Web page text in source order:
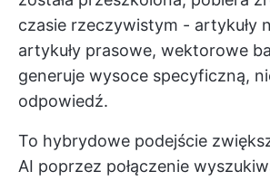
czasie rzeczywistym - artykuły
artykuły prasowe, wektorowe
generuje wysoce specyficzną,
odpowiedź.
To hybrydowe podejście
AI poprzez połączenie